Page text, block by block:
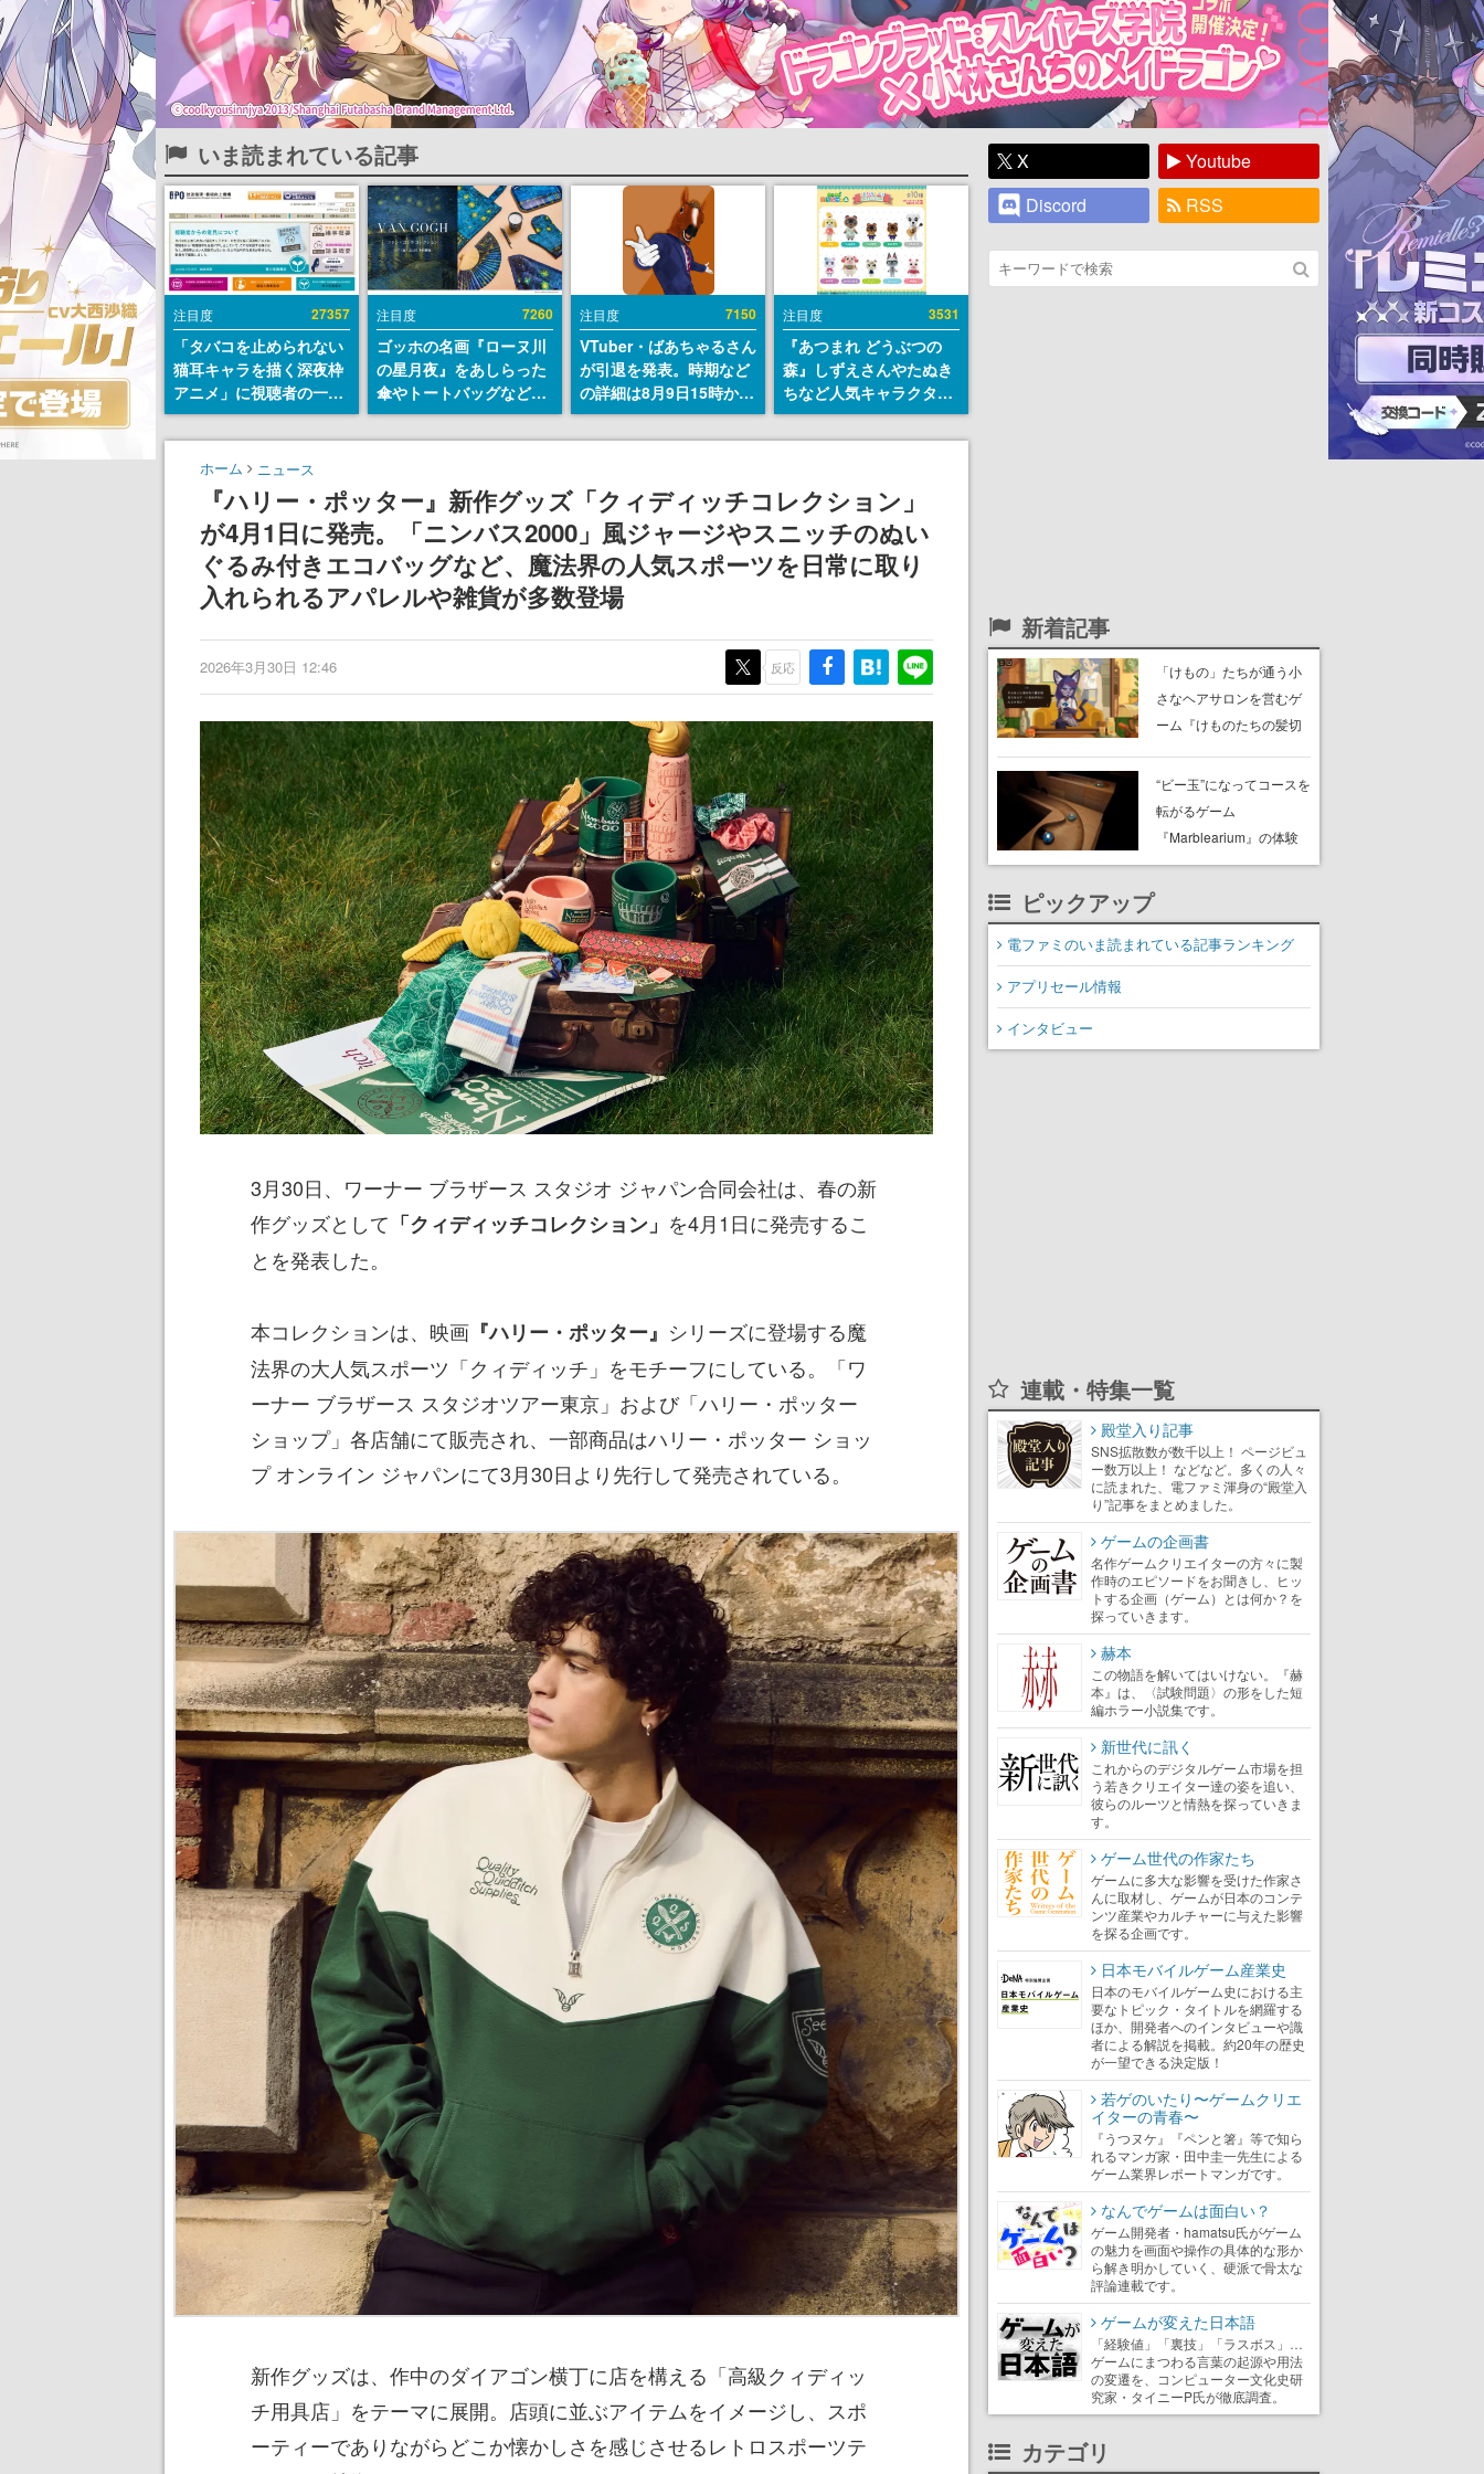
いま読まれている記事
注目度 27357
「タバコを止められない
猫耳キャラを描く深夜枠
アニメ」に視聴者の一部
から批判意見。違法薬物
の使用と思しき描写も含
めて、BPOが議論を交わ
注目度 7260
ゴッホの名画『ローヌ川
の星月夜』をあしらった
傘やトートバッグなどが
登場。8月7日21時より2
日間限定で予約販売
注目度 7150
VTuber・ばあちゃるさん
が引退を発表。時期など
の詳細は8月9日15時から
の配信で説明
注目度 3531
『あつまれ どうぶつの
森』しずえさんやたぬき
ちなど人気キャラクター
のフロッキードールが9
月に発売開始。「とたけ
ホーム ニュース
『ハリー・ポッター』新作グッズ「クィディッチコレクション」
が4月1日に発売。「ニンバス2000」風ジャージやスニッチのぬい
ぐるみ付きエコバッグなど、魔法界の人気スポーツを日常に取り
入れられるアパレルや雑貨が多数登場
2026年3月30日 12:46 反応
3月30日、ワーナー ブラザース スタジオ ジャパン合同会社は、春の新
作グッズとして 「クィディッチコレクション」 を4月1日に発売するこ
とを発表した。
本コレクションは、映画 『ハリー・ポッター』 シリーズに登場する魔
法界の大人気スポーツ「クィディッチ」をモチーフにしている。「ワ
ーナー ブラザース スタジオツアー東京」および「ハリー・ポッター
ショップ」各店舗にて販売され、一部商品はハリー・ポッター ショッ
プ オンライン ジャパンにて3月30日より先行して発売されている。
新作グッズは、作中のダイアゴン横丁に店を構える「高級クィディッ
チ用具店」をテーマに展開。店頭に並ぶアイテムをイメージし、スポ
ーティーでありながらどこか懐かしさを感じさせるレトロスポーツテ
X
Youtube
Discord
RSS
新着記事
「けもの」たちが通う小
さなヘアサロンを営むゲ
ーム『けものたちの髪切
始。悩みを持ったお客様
と会話を交わし“本当に望
んでる髪型”を見つけ出す
“ビー玉”になってコースを
転がるゲーム
『Marblearium』の体験
版がSteamで本日8月7日
ピックアップ
電ファミのいま読まれている記事ランキング
アプリセール情報
インタビュー
連載・特集一覧
殿堂入り記事
SNS拡散数が数千以上！ ページビュ
ー数万以上！ などなど。多くの人々
に読まれた、電ファミ渾身の“殿堂入
り”記事をまとめました。
ゲームの企画書
名作ゲームクリエイターの方々に製
作時のエピソードをお聞きし、ヒッ
トする企画（ゲーム）とは何か？を
探っていきます。
赫本
この物語を解いてはいけない。『赫
本』は、〈試験問題〉の形をした短
編ホラー小説集です。
新世代に訊く
これからのデジタルゲーム市場を担
う若きクリエイター達の姿を追い、
彼らのルーツと情熱を探っていきま
す。
ゲーム世代の作家たち
ゲームに多大な影響を受けた作家さ
んに取材し、ゲームが日本のコンテ
ンツ産業やカルチャーに与えた影響
を探る企画です。
日本モバイルゲーム産業史
日本のモバイルゲーム史における主
要なトピック・タイトルを網羅する
ほか、開発者へのインタビューや識
者による解説を掲載。約20年の歴史
が一望できる決定版！
若ゲのいたり〜ゲームクリエ
イターの青春〜
『うつヌケ』『ペンと箸』等で知ら
れるマンガ家・田中圭一先生による
ゲーム業界レポートマンガです。
なんでゲームは面白い？
ゲーム開発者・hamatsu氏がゲーム
の魅力を画面や操作の具体的な形か
ら解き明かしていく、硬派で骨太な
評論連載です。
ゲームが変えた日本語
「経験値」「裏技」「ラスボス」…
ゲームにまつわる言葉の起源や用法
の変遷を、コンピューター文化史研
究家・タイニーP氏が徹底調査。
カテゴリ